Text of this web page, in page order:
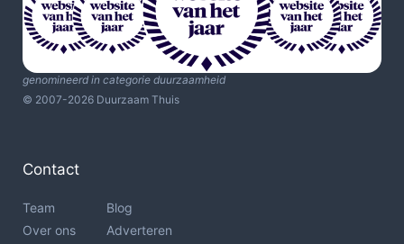
genomineerd in categorie duurzaamheid
© 2007-2026 Duurzaam Thuis
Contact
Team
Over ons
Blog
Adverteren